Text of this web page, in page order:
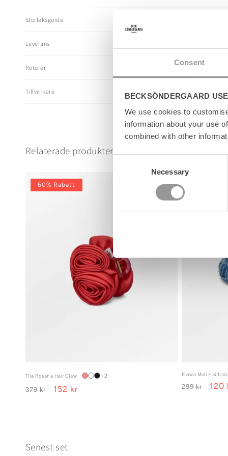
Consent
BECKSÖNDERGAARD
We use cookies to
information about your use
combined with other
Necessary
e
å
l
s
n
Storleksguide
Leverans
Returer
Tillverkare
Relaterade produkter
60% Rabatt
Tila Rosana Hair Claw +2
Ordinarie
379 kr Försäljningspris
152 kr
Flowa Midi
Ordinarie
299 kr 120
Senest set